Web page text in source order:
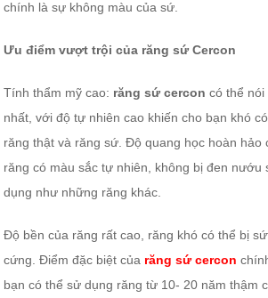
chính là sự không màu của sứ.
Ưu điểm vượt trội của răng sứ Cercon
Tính thẩm mỹ cao: răng sứ cercon có thể
nhất, với độ tự nhiên cao khiến cho bạn khó
răng thật và răng sứ. Độ quang học hoàn hảo
răng có màu sắc tự nhiên, không bị đen nướu
dụng như những răng khác.
Độ bền của răng rất cao, răng khó có thể bị
cứng. Điểm đặc biệt của răng sứ cercon
bạn có thể sử dụng răng từ 10- 20 năm thậm